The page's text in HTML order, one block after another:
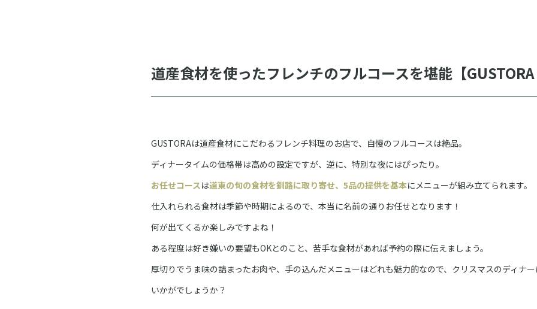
道産食材を使ったフレンチのフルコースを堪能【GUSTORA
GUSTORAは道産食材にこだわるフレンチ料理のお店で、自慢のフルコースは絶品。
ディナータイムの価格帯は高めの設定ですが、逆に、特別な夜にはぴったり。
お任せコースは道東の旬の食材を釧路に取り寄せ、5品の提供を基本にメニューが組み立てられます。
仕入れられる食材は季節や時期によるので、本当に名前の通りお任せとなります！
何が出てくるか楽しみですよね！
ある程度は好き嫌いの要望もOKとのこと、苦手な食材があれば予約の際に伝えましょう。
厚切りでうま味の詰まったお肉や、手の込んだメニューはどれも魅力的なので、クリスマスのディナ
いかがでしょうか？